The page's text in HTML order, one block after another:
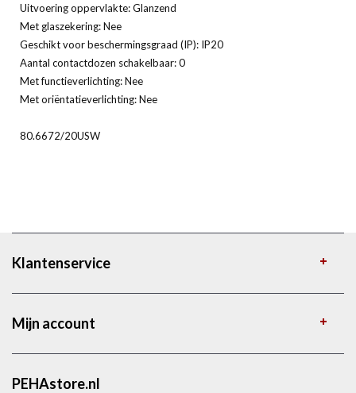
Uitvoering oppervlakte: Glanzend
Met glaszekering: Nee
Geschikt voor beschermingsgraad (IP): IP20
Aantal contactdozen schakelbaar: 0
Met functieverlichting: Nee
Met oriëntatieverlichting: Nee
80.6672/20USW
Klantenservice
Mijn account
PEHAstore.nl